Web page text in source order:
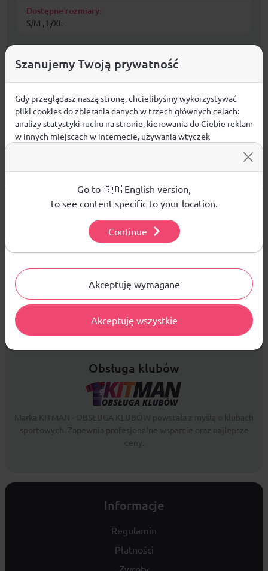
Dostępne rozmiary:
S/M , L/XL
DARMOWA WYSYŁKAod 299 PLN
14 DNINA ZWROT TOWARU
Platforma B2B zapewnia profesjonalną obsługę biznesową i
najlepsze ceny dla odbiorców hurtowych.
Obsługa klubów
Informacje
Regulamin
Płatności
Zwroty
Szanujemy Twoją prywatność
Gdy przeglądasz naszą stronę, chcielibyśmy wykorzystywać
pliki cookies do zbierania danych w trzech głównych celach:
analizy statystyki ruchu na stronie, kierowania do Ciebie reklam
w innych miejscach w internecie, używania wtyczek
używanych plików cookies.
Aby dowiedzieć się więcej o plikach cookie i tym, jak
wykorzystujemy Twoje dane, odwiedź naszą Polityką
Akceptuję wymagane
Akceptuję wszystkie
Go to 🇬🇧 English version,
to see content specific to your location.
Continue